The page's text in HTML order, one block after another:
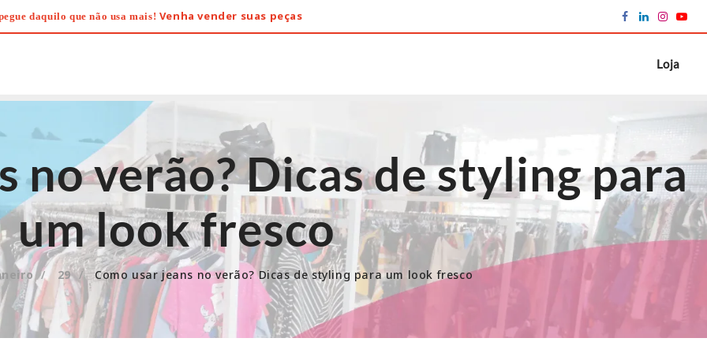
daquilo que não usa mais! Venha vender suas peças
Loja
no verão? Dicas de styling para
um look fresco
29 Como usar jeans no verão? Dicas de styling para um look fresco